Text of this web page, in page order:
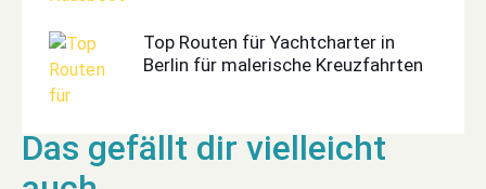
Top Routen für Yachtcharter in
Berlin für malerische Kreuzfahrten